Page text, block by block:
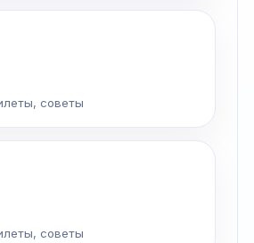
советы
советы